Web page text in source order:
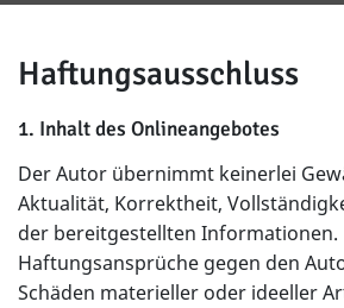
Haftungsausschluss
1. Inhalt des Onlineangebotes
Der Autor übernimmt keinerlei
Aktualität, Korrektheit,
der bereitgestellten Informationen.
Haftungsansprüche gegen den
Schäden materieller oder ideeller